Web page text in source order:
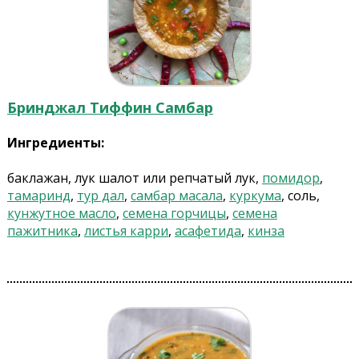
Бринджал Тиффин Самбар
Ингредиенты:
баклажан, лук шалот или репчатый лук, помидор,
тамаринд, тур дал, самбар масала, куркума, соль,
кунжутное масло, семена горчицы, семена
пажитника, листья карри, асафетида, кинза